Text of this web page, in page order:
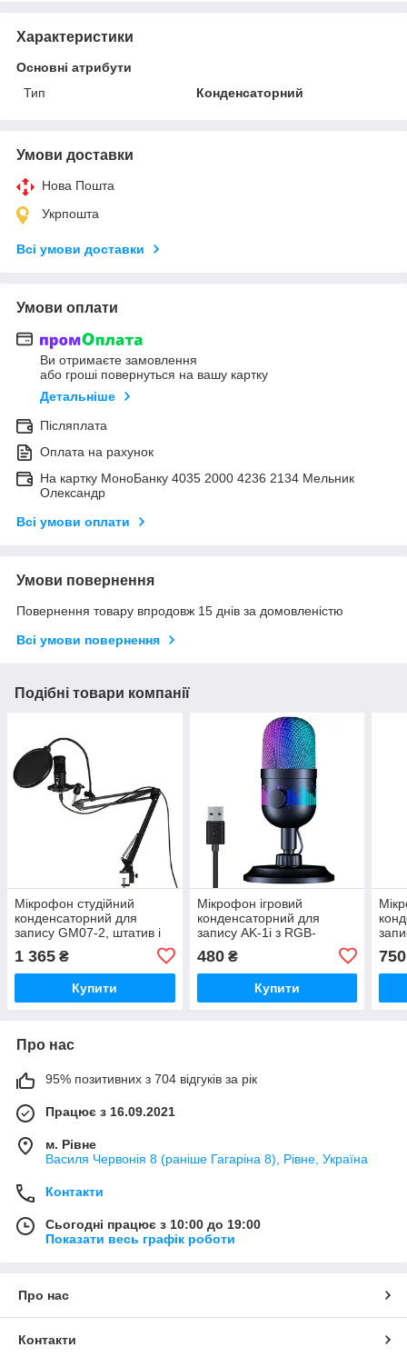
Характеристики
Основні атрибути
Тип
Конденсаторний
Умови доставки
Нова Пошта
Укрпошта
Всі умови доставки
Умови оплати
Ви отримаєте замовлення
або гроші повернуться на вашу картку
Детальніше
Післяплата
Оплата на рахунок
На картку МоноБанку 4035 2000 4236 2134 Мельник
Олександр
Всі умови оплати
Умови повернення
Повернення товару впродовж 15 днів за домовленістю
Всі умови повернення
Подібні товари компанії
Мікрофон студійний
конденсаторний для
запису GM07-2, штатив і
1 365 ₴
Купити
Мікрофон ігровий
конденсаторний для
запису AK-1i з RGB-
480₴
Купити
750
Про нас
95% позитивних з 704 відгуків за рік
Працює з 16.09.2021
м. Рівне
Василя Червонія 8 (раніше Гагаріна 8), Рівне, Україна
Контакти
Сьогодні працює з 10:00 до 19:00
Показати весь графік роботи
Про нас
Контакти